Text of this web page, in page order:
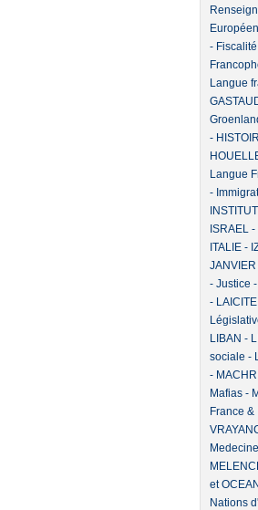
- Fiscalité
Langue
-
Langue
-
ISRAEL-
ITALIE-
- Justice -
- LAICITE
LIBAN -
sociale -
-
Mafias-
France
et
Nations